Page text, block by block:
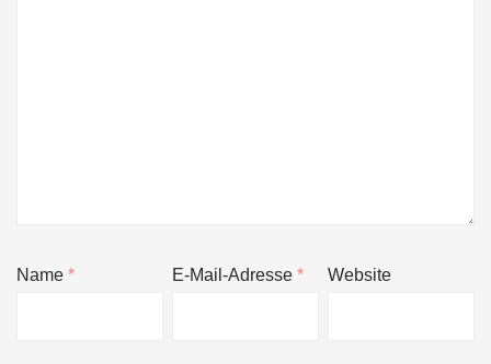
Name* E-Mail-Adresse* Website